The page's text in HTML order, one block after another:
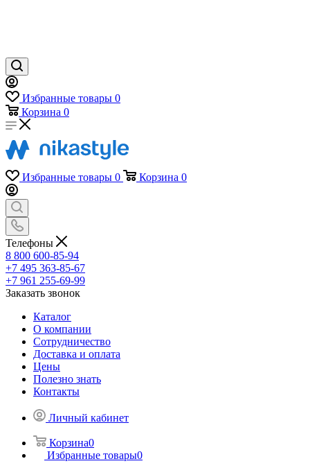
Избранные товары 0
Корзина 0
Избранные товары 0 Корзина 0
Телефоны
8 800 600-85-94
+7 495 363-85-67
+7 961 255-69-99
Заказать звонок
Каталог
О компании
Сотрудничество
Доставка и оплата
Цены
Полезно знать
Контакты
Личный кабинет
Корзина0
Избранные товары0